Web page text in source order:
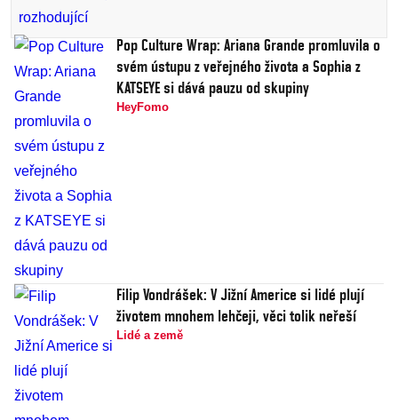
Pop Culture Wrap: Ariana Grande promluvila o
svém ústupu z veřejného života a Sophia z
KATSEYE si dává pauzu od skupiny
HeyFomo
Filip Vondrášek: V Jižní Americe si lidé plují
životem mnohem lehčeji, věci tolik neřeší
Lidé a země